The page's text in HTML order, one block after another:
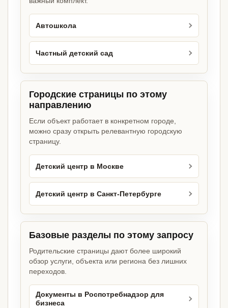
Автошкола
Частный детский сад
Городские страницы по этому
направлению
Если объект работает в конкретном городе,
можно сразу открыть релевантную городскую
страницу.
Детский центр в Москве
Детский центр в Санкт-Петербурге
Базовые разделы по этому запросу
Родительские страницы дают более широкий
обзор услуги, объекта или региона без лишних
переходов.
Документы в Роспотребнадзор для
бизнеса